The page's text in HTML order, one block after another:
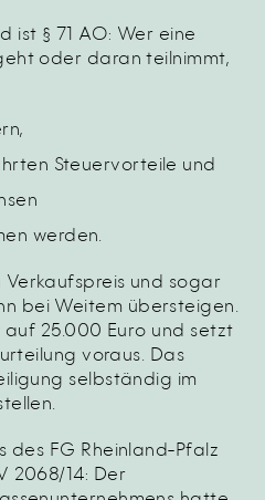
ist § 71 AO: Wer eine
oder daran teilnimmt,
Steuervorteile und
werden.
und sogar
bei Weitem übersteigen.
auf 25.000 Euro und setzt
voraus. Das
selbständig im
des FG Rheinland-Pfalz
2068/14: Der